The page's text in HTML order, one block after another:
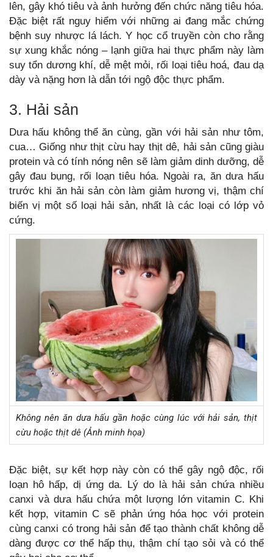
lên, gây khó tiêu và ảnh hưởng đến chức năng tiêu hóa.
Đặc biệt rất nguy hiểm với những ai đang mắc chứng
bệnh suy nhược lá lách. Y học cổ truyền còn cho rằng
sự xung khắc nóng – lạnh giữa hai thực phẩm này làm
suy tổn dương khí, dễ mệt mỏi, rối loại tiêu hoá, đau dạ
dày và nặng hơn là dẫn tới ngộ độc thực phẩm.
3. Hải sản
Dưa hấu không thể ăn cùng, gần với hải sản như tôm,
cua… Giống như thịt cừu hay thịt dê, hải sản cũng giàu
protein và có tính nóng nên sẽ làm giảm dinh dưỡng, dễ
gây đau bụng, rối loạn tiêu hóa. Ngoài ra, ăn dưa hấu
trước khi ăn hải sản còn làm giảm hương vị, thậm chí
biến vị một số loại hải sản, nhất là các loại có lớp vỏ
cứng.
Không nên ăn dưa hấu gần hoặc cùng lúc với hải sản, thịt
cừu hoặc thịt dê (Ảnh minh họa)
Đặc biệt, sự kết hợp này còn có thể gây ngộ độc, rối
loạn hô hấp, dị ứng da. Lý do là hải sản chứa nhiều
canxi và dưa hấu chứa một lượng lớn vitamin C. Khi
kết hợp, vitamin C sẽ phản ứng hóa học với protein
cùng canxi có trong hải sản để tạo thành chất không dễ
dàng được cơ thể hấp thụ, thậm chí tạo sỏi và có thể